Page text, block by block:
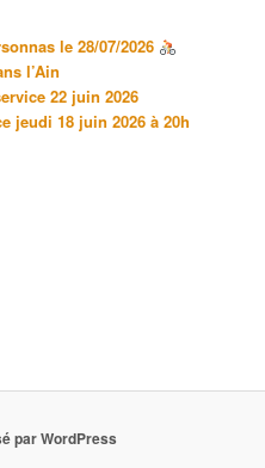
le 28/07/2026
l’Ain
22 juin 2026
jeudi 18 juin 2026 à 20h
par WordPress